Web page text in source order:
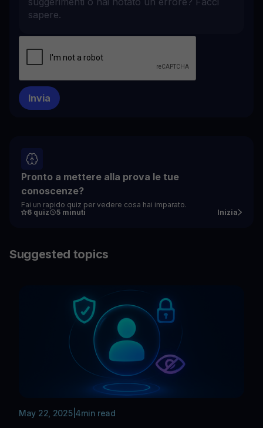
Pronto a mettere alla prova le tue
conoscenze?
Fai un rapido quiz per vedere cosa hai imparato.
6 quiz
5 minuti Inizia
Suggested topics
May 22, 2025| 4min read